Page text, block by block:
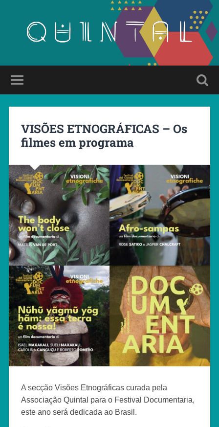
VISÕES ETNOGRÁFICAS – Os
filmes em programa
A secção Visões Etnográficas curada pela
Associação Quintal para o Festival Documentaria,
este ano será dedicada ao Brasil.